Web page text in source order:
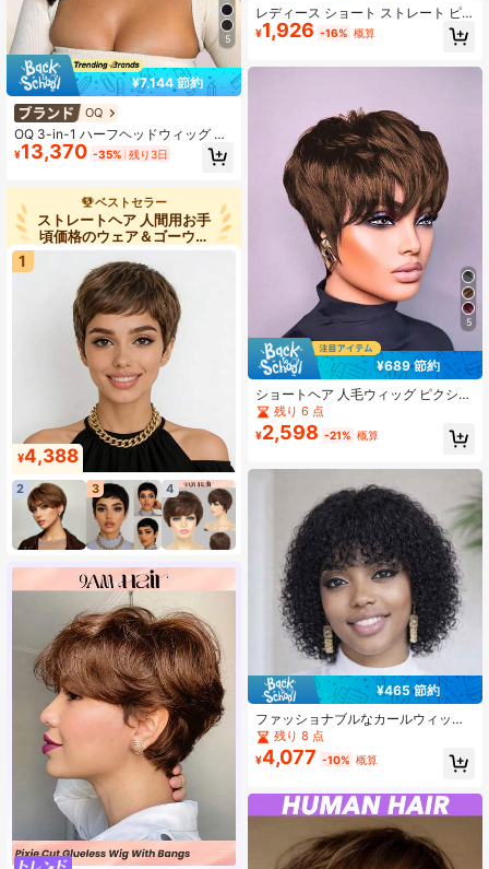
5
¥7,144 節約
OQ
OQ 3-in-1 ハーフヘッドウィッグ カ
ーリー 伸縮フィット ハーフヘッドウ
ィッグ、ドローストリング付き ナチ
プウィッグ、ナチュラルカラー、18
0%密度、14-16インチ ボブ、18-28
インチ ロングヘア、グルーレス レー
スレス ハーフヘッドウィッグ
¥13,370 -35% 残り3日
ベストセラー
ストレートヘア 人間用お手
頃価格のウェア＆ゴーウィ
ッグ
1
¥4,388
2 3 4
レディース ショート ストレート ピ
クシーカット 前髪付き レイヤー入り
レミー ブラジリアン人毛ウィッグ 伸
¥1,926 -16% 概算
5
¥689 節約
ショートヘア 人毛ウィッグ ピクシー
カット ボブ ブラウン ストレート シ
ョートヘア レディース 人毛 接着剤
不要 フロントエッジなし フルマシン
ス ヘアピース
残り 6 点
¥2,598 -21% 概算
¥465 節約
ファッショナブルなカールウィッグ
レディース ショートヘアウィッグ バ
ング付き 人毛ウィッグ ピクシーカッ
トウィッグ ナチュラルカラー 180%
対応
残り 8 点
¥4,077 -10% 概算